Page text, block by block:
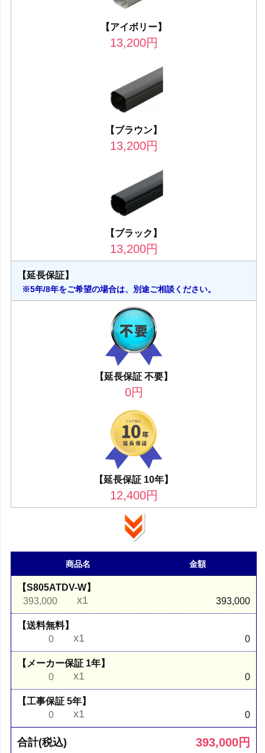
【アイボリー】
13,200円
【ブラウン】
13,200円
【ブラック】
13,200円
【延長保証】
※5年/8年をご希望の場合は、別途ご相談ください。
【延長保証 不要】
0円
【延長保証 10年】
12,400円
商品名 金額
【S805ATDV-W】
393,000
x1 393,000
【送料無料】
0
x1 0
【メーカー保証 1年】
0
x1 0
【工事保証 5年】
0
x1 0
合計(税込) 393,000円